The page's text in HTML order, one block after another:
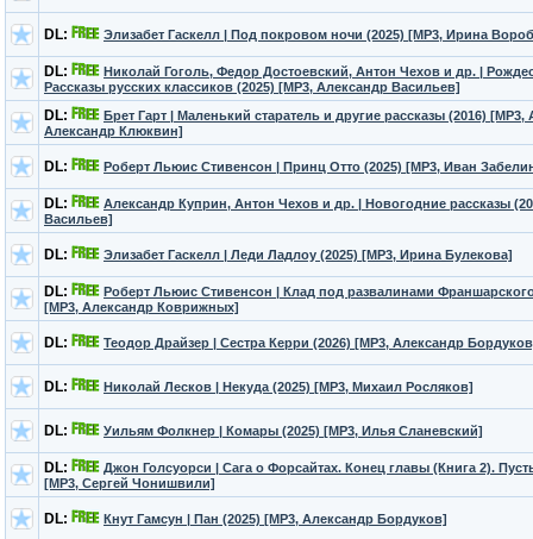
DL: Элизабет Гаскелл | Под покровом ночи (2025) [MP3, Ирина
DL:
Николай Гоголь, Федор Достоевский, Антон Чехов и др. |
Рассказы русских классиков (2025) [MP3, Александр Васильев]
DL:
Брет Гарт | Маленький старатель и другие рассказы (2016) [MP3,
Александр Клюквин]
DL: Роберт Льюис Стивенсон | Принц Отто (2025) [MP3, Иван
DL:
Александр Куприн, Антон Чехов и др. | Новогодние рассказы
Васильев]
DL: Элизабет Гаскелл | Леди Ладлоу (2025) [MP3, Ирина Булекова]
DL:
Роберт Льюис Стивенсон | Клад под развалинами
[MP3, Александр Коврижных]
DL: Теодор Драйзер | Сестра Керри (2026) [MP3, Александр
DL: Николай Лесков | Некуда (2025) [MP3, Михаил Росляков]
DL: Уильям Фолкнер | Комары (2025) [MP3, Илья Сланевский]
DL:
Джон Голсуорси | Сага о Форсайтах. Конец главы (Книга 2).
[MP3, Сергей Чонишвили]
DL: Кнут Гамсун | Пан (2025) [MP3, Александр Бордуков]